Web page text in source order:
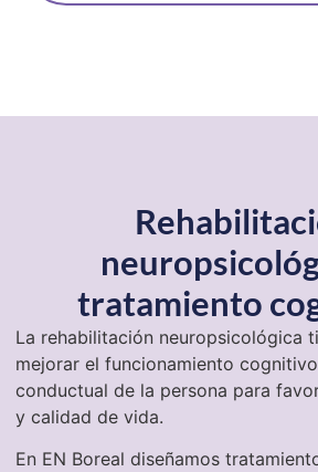
tratamiento
La rehabilitación neuropsicológica
mejorar el funcionamiento
conductual de la persona para
y calidad de vida.
En EN Boreal diseñamos